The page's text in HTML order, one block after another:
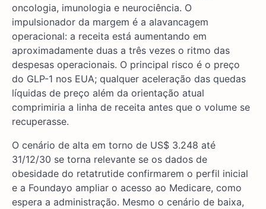
oncologia, imunologia e neurociência. O
impulsionador da margem é a alavancagem
operacional: a receita está aumentando em
aproximadamente duas a três vezes o ritmo das
despesas operacionais. O principal risco é o preço
do GLP-1 nos EUA; qualquer aceleração das quedas
líquidas de preço além da orientação atual
comprimiria a linha de receita antes que o volume se
recuperasse.
O cenário de alta em torno de US$ 3.248 até
31/12/30 se torna relevante se os dados de
obesidade do retatrutide confirmarem o perfil inicial
e a Foundayo ampliar o acesso ao Medicare, como
espera a administração. Mesmo o cenário de baixa,